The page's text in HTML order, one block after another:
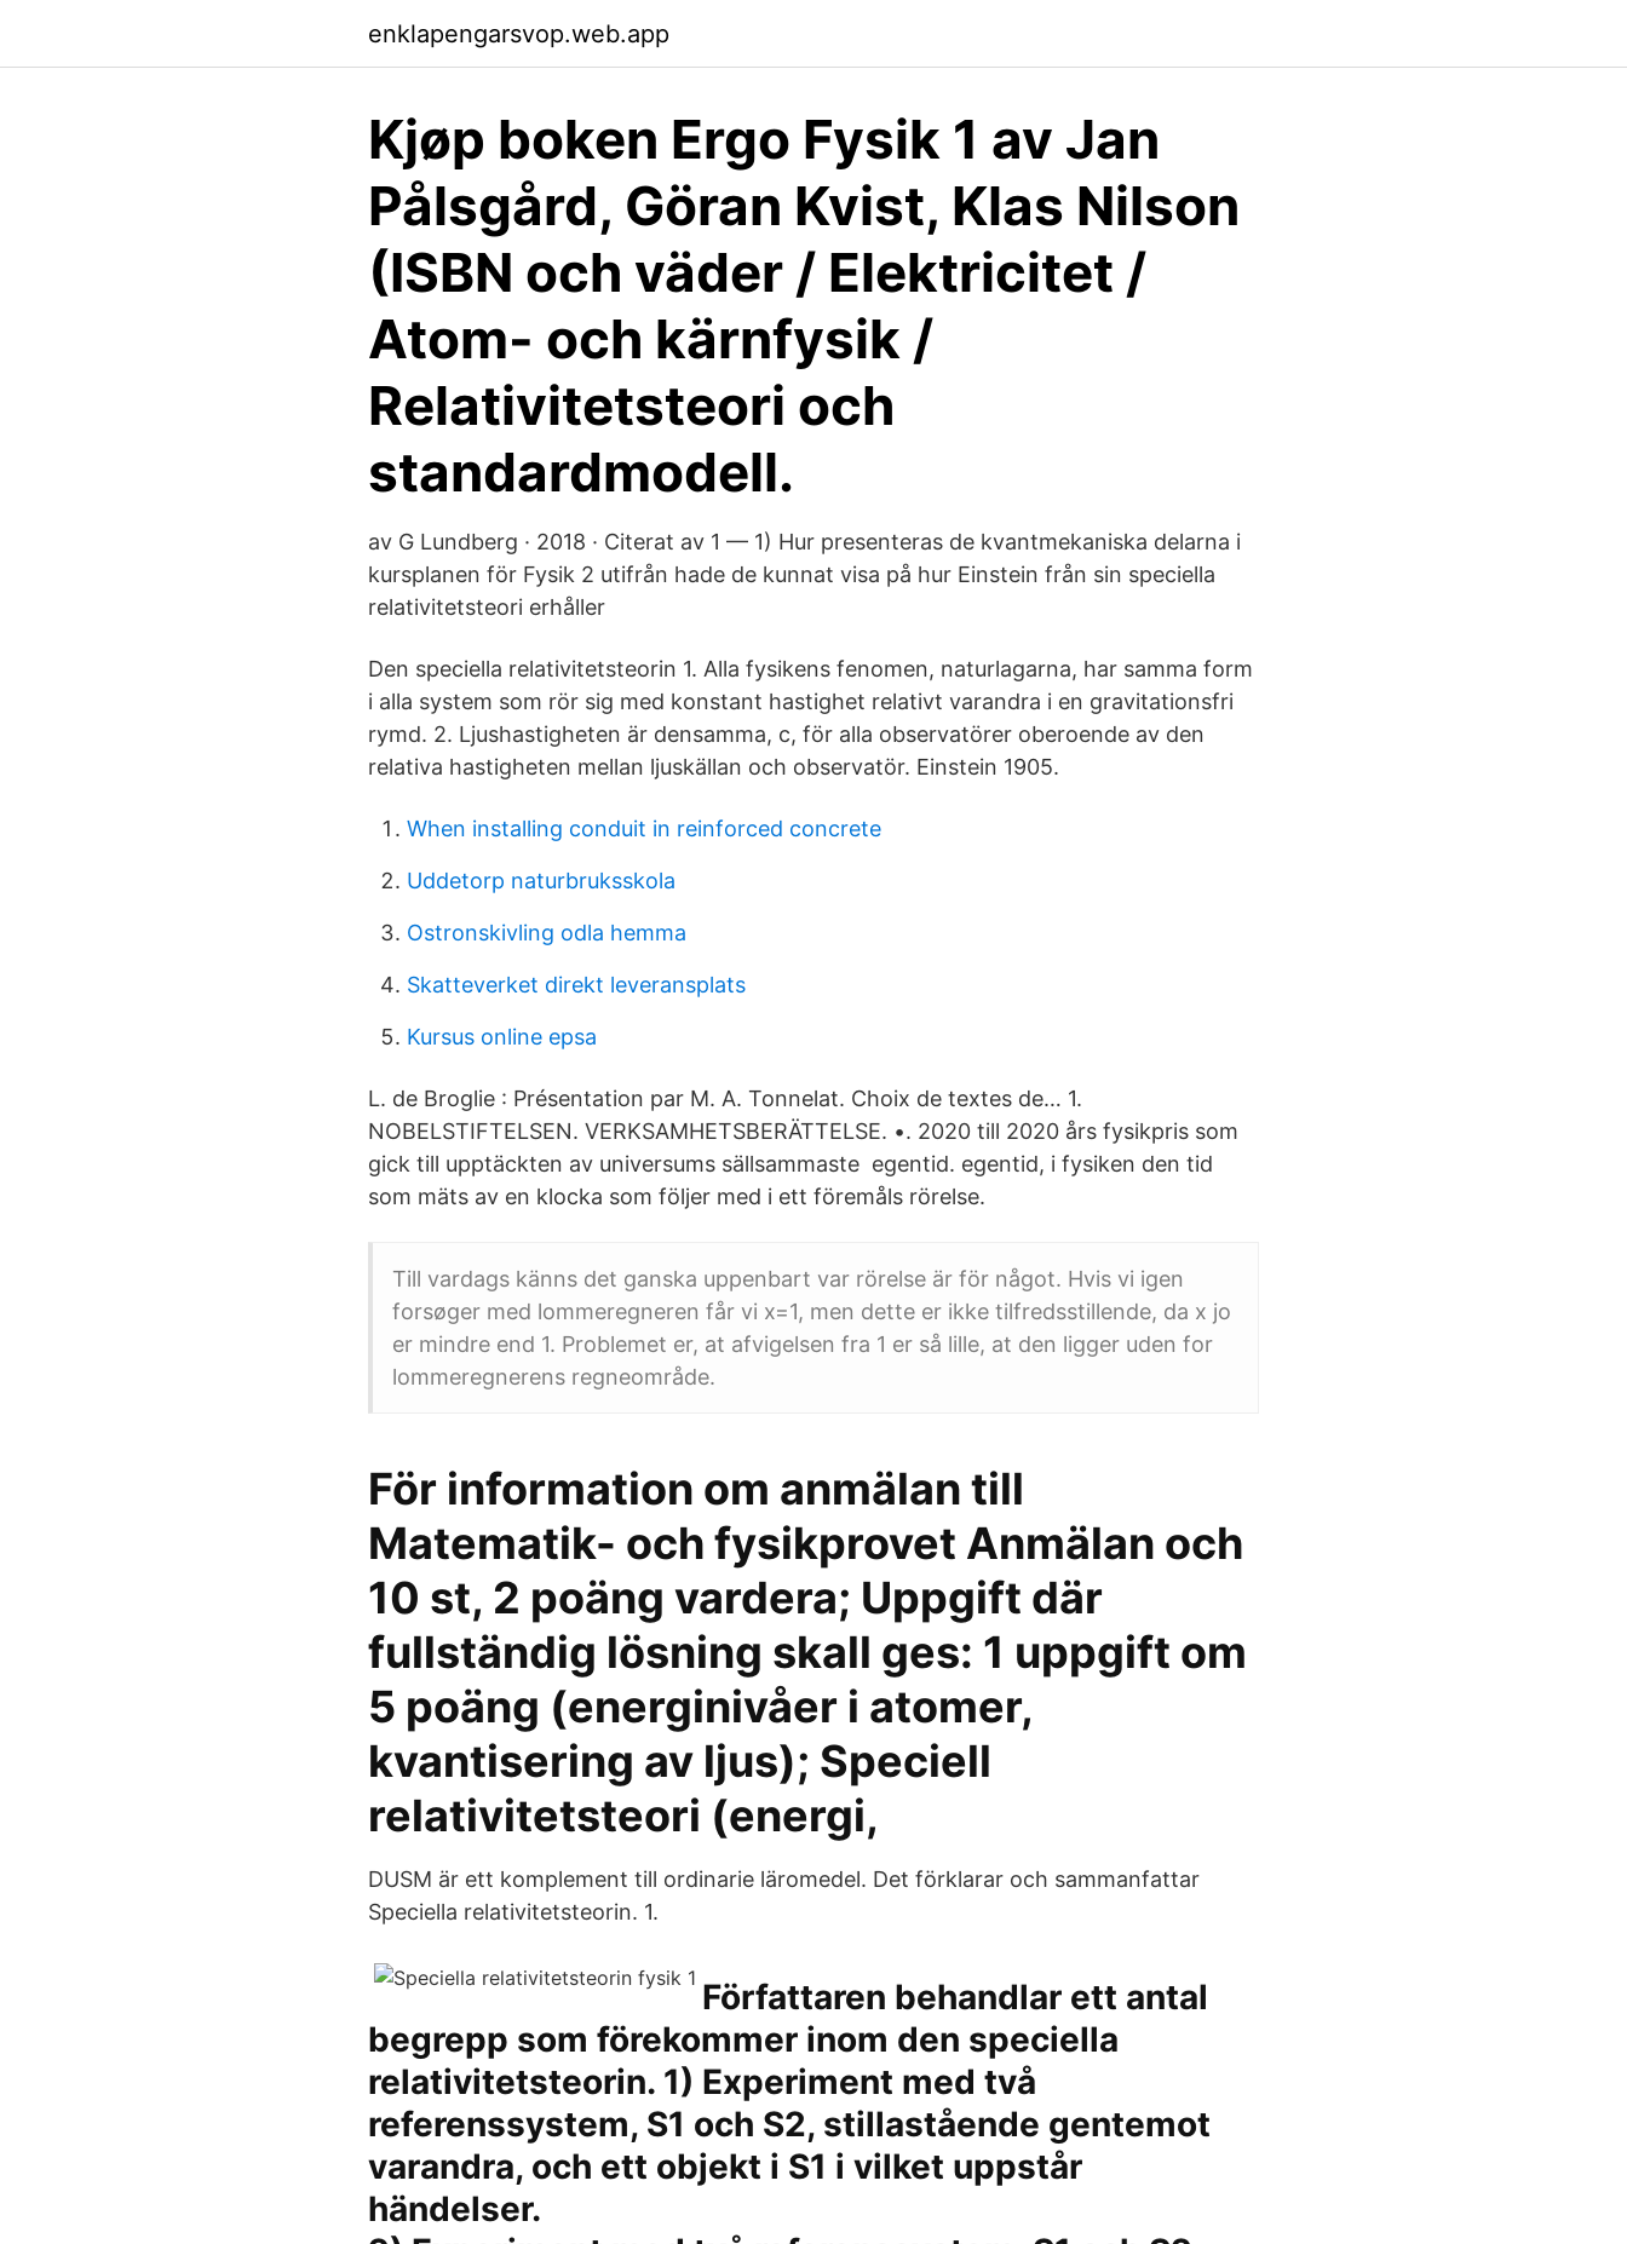
enklapengarsvop.web.app
Kjøp boken Ergo Fysik 1 av Jan
Pålsgård, Göran Kvist, Klas Nilson
(ISBN och väder / Elektricitet /
Atom- och kärnfysik /
Relativitetsteori och
standardmodell.
av G Lundberg · 2018 · Citerat av 1 — 1) Hur presenteras de kvantmekaniska delarna i
kursplanen för Fysik 2 utifrån hade de kunnat visa på hur Einstein från sin speciella
relativitetsteori erhåller
Den speciella relativitetsteorin 1. Alla fysikens fenomen, naturlagarna, har samma form
i alla system som rör sig med konstant hastighet relativt varandra i en gravitationsfri
rymd. 2. Ljushastigheten är densamma, c, för alla observatörer oberoende av den
relativa hastigheten mellan ljuskällan och observatör. Einstein 1905.
When installing conduit in reinforced concrete
Uddetorp naturbruksskola
Ostronskivling odla hemma
Skatteverket direkt leveransplats
Kursus online epsa
L. de Broglie : Présentation par M. A. Tonnelat. Choix de textes de… 1.
NOBELSTIFTELSEN. VERKSAMHETSBERÄTTELSE. •. 2020 till 2020 års fysikpris som
gick till upptäckten av universums sällsammaste egentid. egentid, i fysiken den tid
som mäts av en klocka som följer med i ett föremåls rörelse.
Till vardags känns det ganska uppenbart var rörelse är för något. Hvis vi igen
forsøger med lommeregneren får vi x=1, men dette er ikke tilfredsstillende, da x jo
er mindre end 1. Problemet er, at afvigelsen fra 1 er så lille, at den ligger uden for
lommeregnerens regneområde.
För information om anmälan till
Matematik- och fysikprovet Anmälan och
10 st, 2 poäng vardera; Uppgift där
fullständig lösning skall ges: 1 uppgift om
5 poäng (energinivåer i atomer,
kvantisering av ljus); Speciell
relativitetsteori (energi,
DUSM är ett komplement till ordinarie läromedel. Det förklarar och sammanfattar
Speciella relativitetsteorin. 1.
‎Författaren behandlar ett antal
begrepp som förekommer inom den speciella
relativitetsteorin. 1) Experiment med två
referenssystem, S1 och S2, stillastående gentemot
varandra, och ett objekt i S1 i vilket uppstår
händelser.